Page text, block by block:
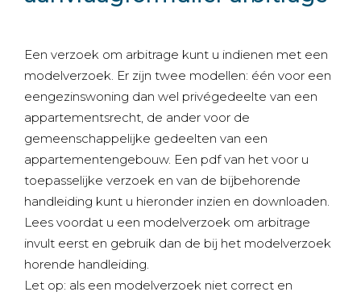
Een verzoek om arbitrage kunt u indienen met een
modelverzoek. Er zijn twee modellen: één voor een
eengezinswoning dan wel privégedeelte van een
appartementsrecht, de ander voor de
gemeenschappelijke gedeelten van een
appartementengebouw. Een pdf van het voor u
toepasselijke verzoek en van de bijbehorende
handleiding kunt u hieronder inzien en downloaden.
Lees voordat u een modelverzoek om arbitrage
invult eerst en gebruik dan de bij het modelverzoek
horende handleiding.
Let op: als een modelverzoek niet correct en